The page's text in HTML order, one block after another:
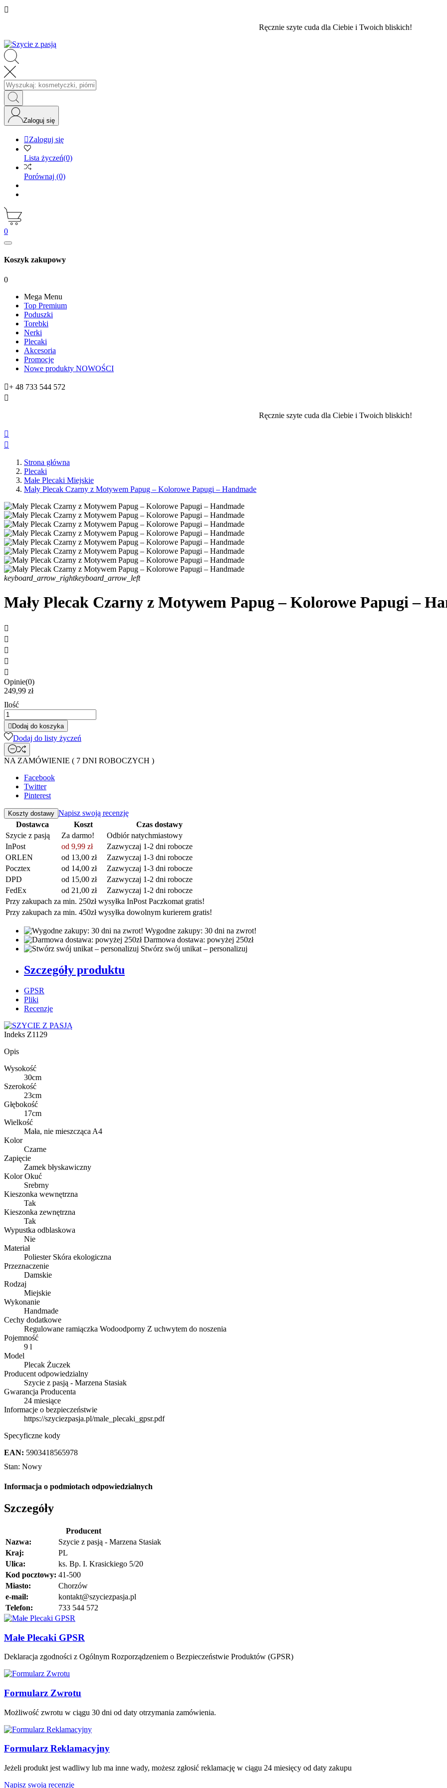

Ręcznie szyte cuda dla Ciebie i Twoich bliskich!
Zaloguj się
Zaloguj się
Lista życzeń(0)
Porównaj (0)
0
Koszyk zakupowy
0
Mega Menu
Top Premium
Poduszki
Torebki
Nerki
Plecaki
Akcesoria
Promocje
Nowe produkty NOWOŚCI
+ 48 733 544 572

Ręcznie szyte cuda dla Ciebie i Twoich bliskich!


Strona główna
Plecaki
Małe Plecaki Miejskie
Mały Plecak Czarny z Motywem Papug – Kolorowe Papugi – Handmade
keyboard_arrow_rightkeyboard_arrow_left
Mały Plecak Czarny z Motywem Papug – Kolorowe Papugi –





Opinie(0)
249,99 zł
Ilość
Dodaj do koszyka
Dodaj do listy życzeń
NA ZAMÓWIENIE ( 7 DNI ROBOCZYCH )
Facebook
Twitter
Pinterest
Koszty dostawy Napisz swoją recenzję
Dostawca
Koszt
Czas dostawy
Szycie z pasją
Za darmo!
Odbiór natychmiastowy
InPost
od 9,99 zł
Zazwyczaj 1-2 dni robocze
ORLEN
od 13,00 zł
Zazwyczaj 1-3 dni robocze
Pocztex
od 14,00 zł
Zazwyczaj 1-3 dni robocze
DPD
od 15,00 zł
Zazwyczaj 1-2 dni robocze
FedEx
od 21,00 zł
Zazwyczaj 1-2 dni robocze
Przy zakupach za min. 250zł wysyłka InPost Paczkomat gratis!
Przy zakupach za min. 450zł wysyłka dowolnym kurierem gratis!
Wygodne zakupy: 30 dni na zwrot!
Darmowa dostawa: powyżej 250zł
Stwórz swój unikat – personalizuj
Szczegóły produktu
GPSR
Pliki
Recenzje
Indeks Z1129
Opis
Wysokość
30cm
Szerokość
23cm
Głębokość
17cm
Wielkość
Mała, nie mieszcząca A4
Kolor
Czarne
Zapięcie
Zamek błyskawiczny
Kolor Okuć
Srebrny
Kieszonka wewnętrzna
Tak
Kieszonka zewnętrzna
Tak
Wypustka odblaskowa
Nie
Materiał
Poliester Skóra ekologiczna
Przeznaczenie
Damskie
Rodzaj
Miejskie
Wykonanie
Handmade
Cechy dodatkowe
Regulowane ramiączka Wodoodporny Z uchwytem do noszenia
Pojemność
9 l
Model
Plecak Żuczek
Producent odpowiedzialny
Szycie z pasją - Marzena Stasiak
Gwarancja Producenta
24 miesiące
Informacje o bezpieczeństwie
https://szyciezpasja.pl/male_plecaki_gpsr.pdf
Specyficzne kody
EAN: 5903418565978
Stan: Nowy
Informacja o podmiotach odpowiedzialnych
Szczegóły
Producent
Nazwa:
Szycie z pasją - Marzena Stasiak
Kraj:
PL
Ulica:
ks. Bp. I. Krasickiego 5/20
Kod pocztowy: 41-500
Miasto:
Chorzów
e-mail:
kontakt@szyciezpasja.pl
Telefon:
733 544 572
Małe Plecaki GPSR
Deklaracja zgodności z Ogólnym Rozporządzeniem o Bezpieczeństwie Produktów (GPSR)
Formularz Zwrotu
Możliwość zwrotu w ciągu 30 dni od daty otrzymania zamówienia.
Formularz Reklamacyjny
Jeżeli produkt jest wadliwy lub ma inne wady, możesz zgłosić reklamację w ciągu 24 miesięcy od daty zakupu
Napisz swoją recenzję